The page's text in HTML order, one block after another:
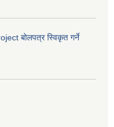
बोलपत्र स्विकृत गर्ने